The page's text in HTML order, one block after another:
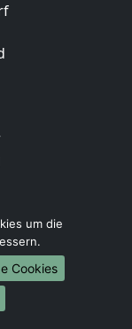
um die
Cookies